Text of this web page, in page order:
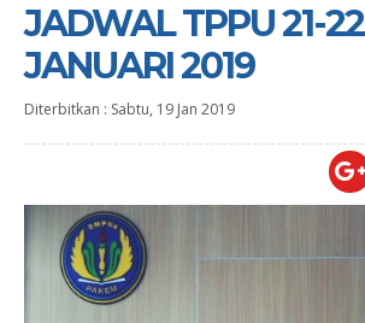
JADWAL TPPU 21-22
JANUARI 2019
Diterbitkan : Sabtu, 19 Jan 2019